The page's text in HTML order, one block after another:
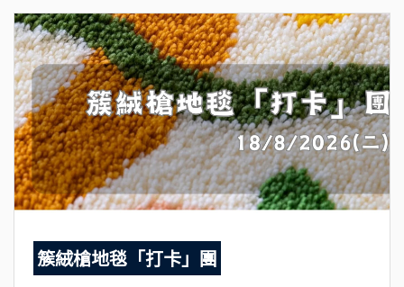
簇絨槍地毯「打卡」團